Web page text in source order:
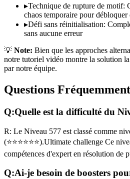
▸Technique de rupture de motif:
chaos temporaire pour débloquer
▸Défi sans réinitialisation:
sans aucune erreur
💡 Note: Bien que les approches
notre tutoriel vidéo montre la solution
par notre équipe.
Questions Fréquemment
Q:Quelle est la difficulté du
R: Le Niveau 577 est classé comme
(⭐⭐⭐⭐⭐⭐).Ultimate challenge Ce
compétences d'expert en résolution de
Q:Ai-je besoin de boosters